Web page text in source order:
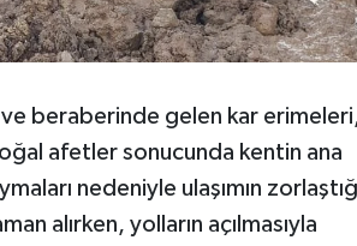
beraberinde gelen kar
afetler sonucunda kentin ana
nedeniyle ulaşımın
alırken, yolların açılmasıyla